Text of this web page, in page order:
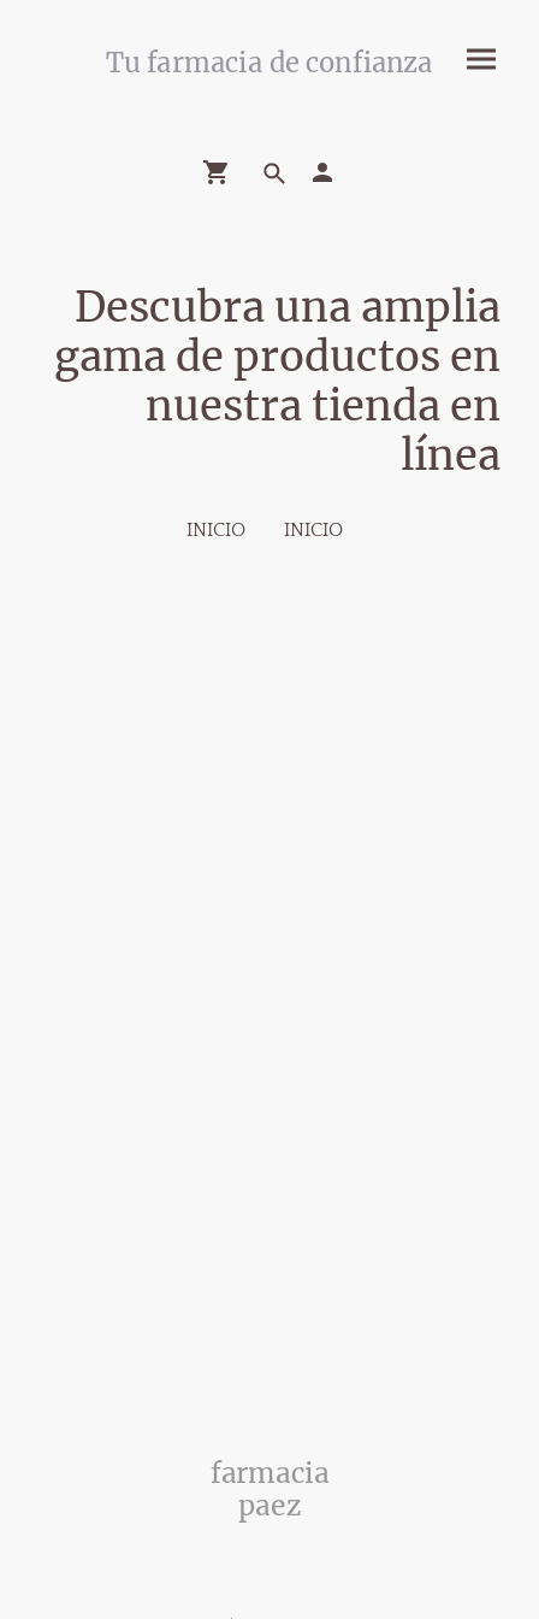
Tu farmacia de confianza
Descubra una amplia
gama de productos en
nuestra tienda en
línea
INICIO INICIO
farmacia
paez